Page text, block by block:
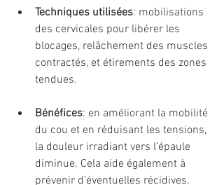
Techniques utilisées: mobilisations
des cervicales pour libérer les
blocages, relâchement des muscles
contractés, et étirements des zones
tendues.
Bénéfices: en améliorant la mobilité
du cou et en réduisant les tensions,
la douleur irradiant vers l’épaule
diminue. Cela aide également à
prévenir d’éventuelles récidives.